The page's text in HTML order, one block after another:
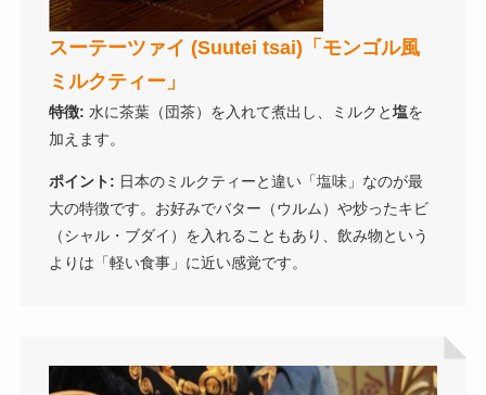
スーテーツァイ (Suutei tsai)「モンゴル風
ミルクティー」
特徴: 水に茶葉（団茶）を入れて煮出し、ミルクと塩を
加えます。
ポイント: 日本のミルクティーと違い「塩味」なのが最
大の特徴です。お好みでバター（ウルム）や炒ったキビ
（シャル・ブダイ）を入れることもあり、飲み物という
よりは「軽い食事」に近い感覚です。